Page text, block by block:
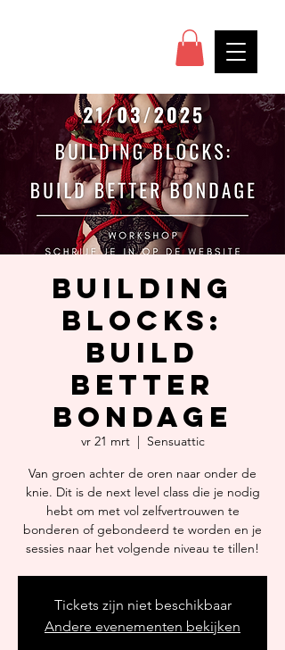
Building
Blocks:
Build
better
bondage
vr 21 mrt
  |
Sensuattic
Van groen achter de oren naar onder de
knie. Dit is de next level class die je nodig
hebt om met vol zelfvertrouwen te
bonderen of gebondeerd te worden en je
sessies naar het volgende niveau te tillen!
Tickets zijn niet beschikbaar
Andere evenementen bekijken